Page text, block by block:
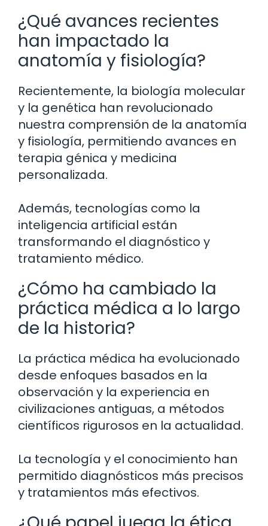
¿Qué avances recientes
han impactado la
anatomía y fisiología?
Recientemente, la biología molecular
y la genética han revolucionado
nuestra comprensión de la anatomía
y fisiología, permitiendo avances en
terapia génica y medicina
personalizada.
Además, tecnologías como la
inteligencia artificial están
transformando el diagnóstico y
tratamiento médico.
¿Cómo ha cambiado la
práctica médica a lo largo
de la historia?
La práctica médica ha evolucionado
desde enfoques basados en la
observación y la experiencia en
civilizaciones antiguas, a métodos
científicos rigurosos en la actualidad.
La tecnología y el conocimiento han
permitido diagnósticos más precisos
y tratamientos más efectivos.